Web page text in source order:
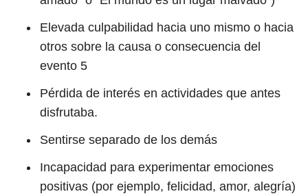
Elevada culpabilidad hacia uno mismo o hacia
otros sobre la causa o consecuencia del
evento 5
Pérdida de interés en actividades que antes
disfrutaba.
Sentirse separado de los demás
Incapacidad para experimentar emociones
positivas (por ejemplo, felicidad, amor, alegría)